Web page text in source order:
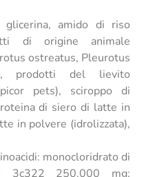
glicerina, amido di riso
di origine animale
ostreatus, Pleurotus
prodotti del lievito
pets), sciroppo di
di siero di latte in
in polvere (idrolizzata),
monocloridrato di
3c322 250.000 mg;